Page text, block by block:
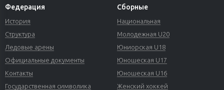
Федерация
История
Структура
Ледовые арены
Официальные документы
Контакты
Государственная символика
Сборные
Национальная
Молодежная U20
Юниорская U18
Юношеская U17
Юношеская U16
Женский хоккей